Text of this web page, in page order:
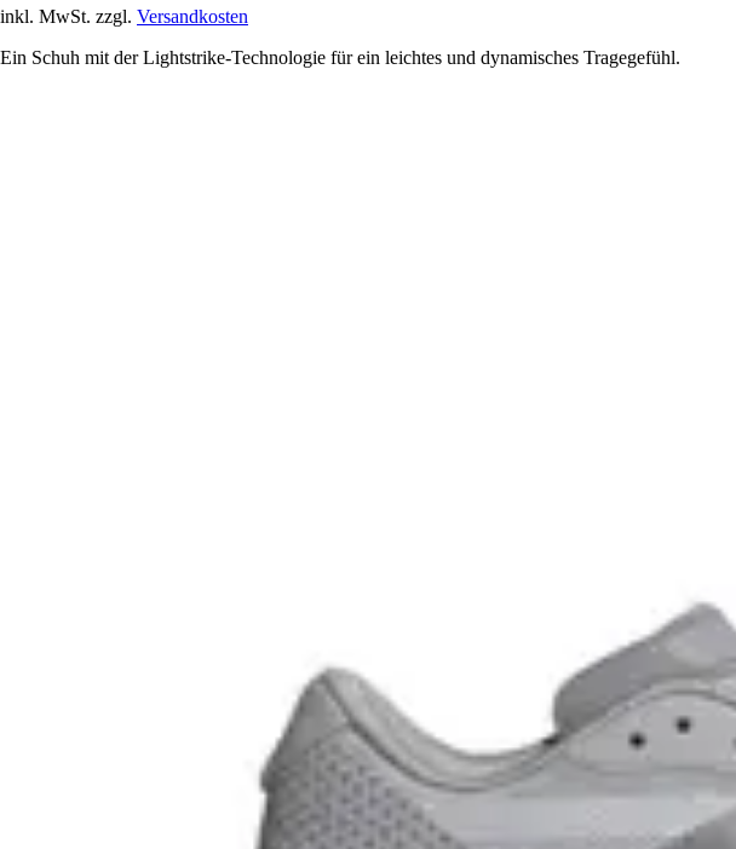
inkl. MwSt. zzgl. Versandkosten
Ein Schuh mit der Lightstrike-Technologie für ein leichtes und dynamisches Tragegefühl.